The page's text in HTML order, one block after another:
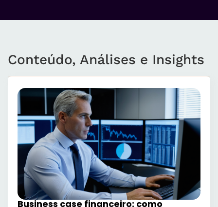
Conteúdo, Análises e Insights
Business case financeiro: como